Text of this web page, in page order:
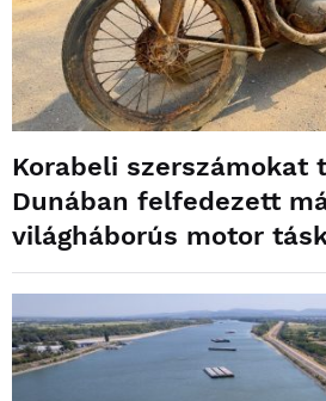
Korabeli szerszámokat
Dunában felfedezett
világháborús motor